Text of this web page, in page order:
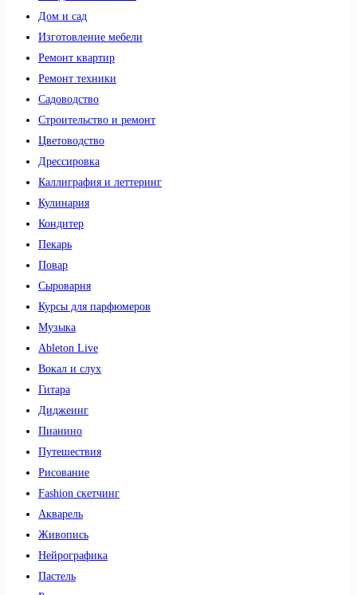
Дом и сад
Изготовление мебели
Ремонт квартир
Ремонт техники
Садоводство
Строительство и ремонт
Цветоводство
Дрессировка
Каллиграфия и леттеринг
Кулинария
Кондитер
Пекарь
Повар
Сыроварня
Курсы для парфюмеров
Музыка
Ableton Live
Вокал и слух
Гитара
Диджеинг
Пианино
Путешествия
Рисование
Fashion скетчинг
Акварель
Живопись
Нейрографика
Пастель